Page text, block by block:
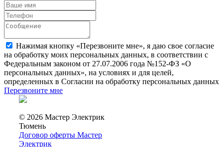
Нажимая кнопку «Перезвоните мне», я даю свое согласие
на обработку моих персональных данных, в соответствии с
Федеральным законом от 27.07.2006 года №152-ФЗ «О
персональных данных», на условиях и для целей,
определенных в Согласии на обработку персональных данных
Перезвоните мне
© 2026 Мастер Электрик
Тюмень
Договор оферты Мастер
Электрик